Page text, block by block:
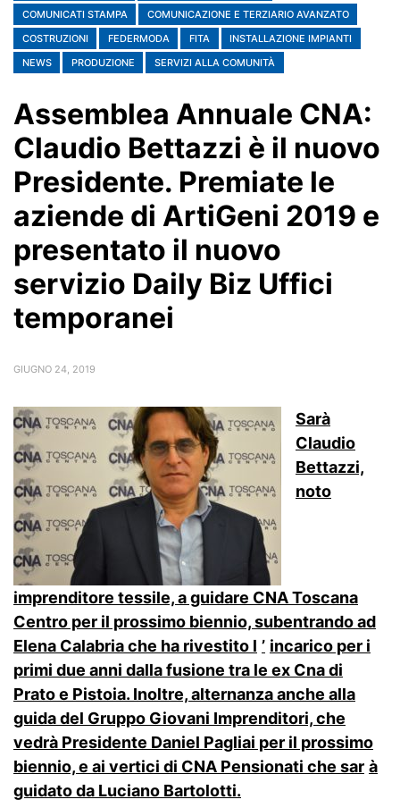
COMUNICATI STAMPA
COMUNICAZIONE E TERZIARIO AVANZATO
COSTRUZIONI
FEDERMODA FITA
INSTALLAZIONE IMPIANTI
NEWS
PRODUZIONE SERVIZI ALLA COMUNITÀ
Assemblea Annuale CNA:
Claudio Bettazzi è il nuovo
Presidente. Premiate le
aziende di ArtiGeni 2019 e
presentato il nuovo
servizio Daily Biz Uffici
temporanei
GIUGNO 24, 2019
Sarà
Claudio
Bettazzi,
noto
imprenditore tessile, a guidare CNA Toscana
Centro per il prossimo biennio, subentrando ad
Elena Calabria che ha rivestito l ’ incarico per i
primi due anni dalla fusione tra le ex Cna di
Prato e Pistoia. Inoltre, alternanza anche alla
guida del Gruppo Giovani Imprenditori, che
vedrà Presidente Daniel Pagliai per il prossimo
biennio, e ai vertici di CNA Pensionati che sar à
guidato da Luciano Bartolotti.